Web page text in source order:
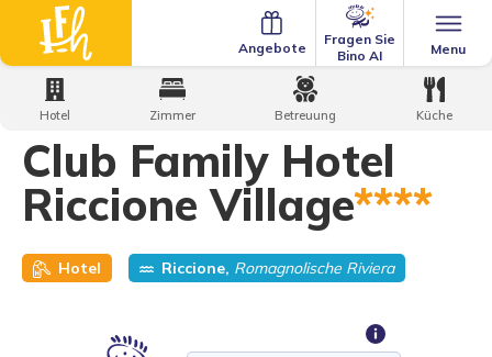
Menu
Fragen Sie
Bino AI
Angebote
Home Family Hotels·Club Family Hotel Riccione Village
Club Family Hotel
Riccione Village****
Hotel Riccione, Romagnolische Riviera
Hotel Zimmer Betreuung Küche